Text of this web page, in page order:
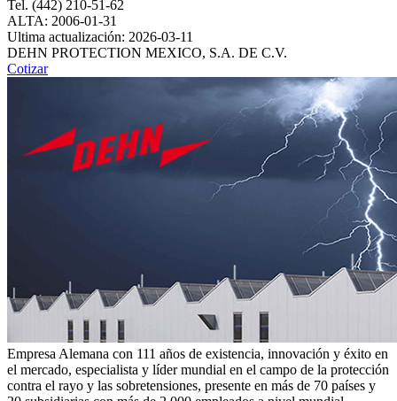
Tel. (442) 210-51-62
ALTA: 2006-01-31
Ultima actualización: 2026-03-11
DEHN PROTECTION MEXICO, S.A. DE C.V.
Cotizar
Empresa Alemana con 111 años de existencia, innovación y éxito en
el mercado, especialista y líder mundial en el campo de la protección
contra el rayo y las sobretensiones, presente en más de 70 países y